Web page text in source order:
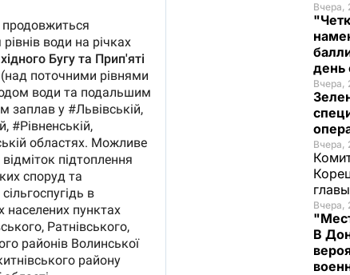
Вчера,
день
Вчера,
Вчера,
Вчера,
В